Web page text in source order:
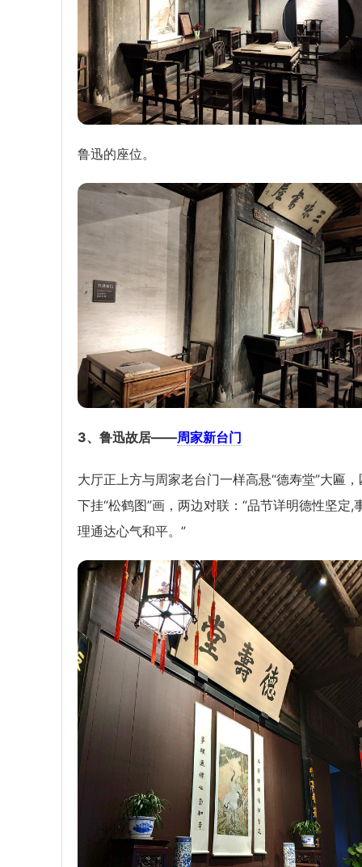
鲁迅的座位。
3、鲁迅故居——周家新台门
大厅正上方与周家老台门一样高悬“德寿堂”大匾，
下挂“松鹤图”画，两边对联：“品节详明德性坚定,
理通达心气和平。”